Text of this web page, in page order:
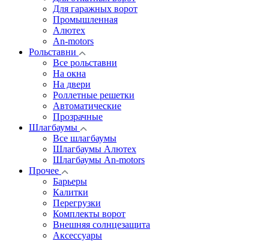
Для гаражных ворот
Промышленная
Алютех
An-motors
Рольставни
Все рольставни
На окна
На двери
Роллетные решетки
Автоматические
Прозрачные
Шлагбаумы
Все шлагбаумы
Шлагбаумы Алютех
Шлагбаумы An-motors
Прочее
Барьеры
Калитки
Перегрузки
Комплекты ворот
Внешняя солнцезащита
Аксессуары